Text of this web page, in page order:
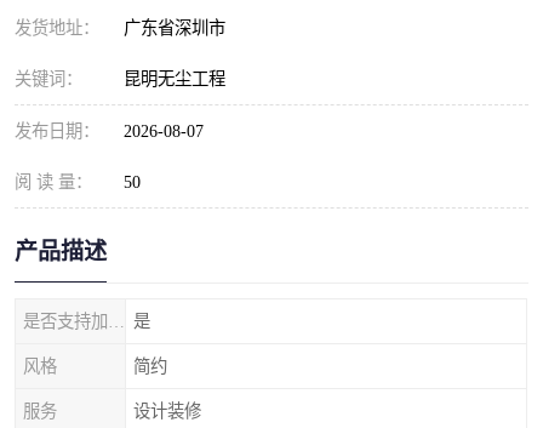
发货地址： 广东省深圳市
关键词： 昆明无尘工程
发布日期： 2026-08-07
阅 读 量： 50
产品描述
是
风格 简约
服务 设计装修